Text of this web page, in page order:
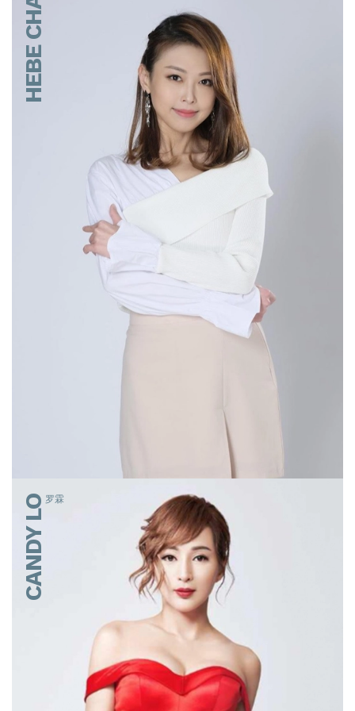
HEBE CHAN
罗霖
CANDY LO